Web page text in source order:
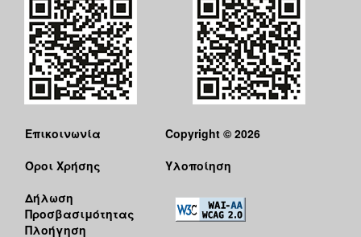
Επικοινωνία
Όροι Χρήσης
Δήλωση
Προσβασιμότητας
Πλοήγηση
Copyright © 2026
Υλοποίηση